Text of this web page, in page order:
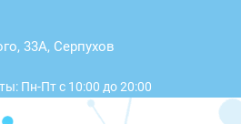
33А, Серпухов
Пн-Пт с 10:00 до 20:00